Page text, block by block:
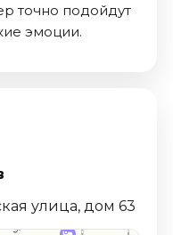
точно подойдут
эмоции.
улица, дом 63